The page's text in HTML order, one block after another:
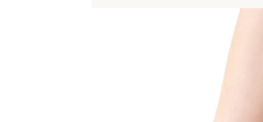
Antypoślizgowe
Do